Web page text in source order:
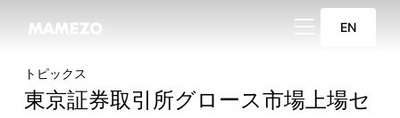
サイドバーとナビ
EN
トピックス
東京証券取引所グロース市場上場セ